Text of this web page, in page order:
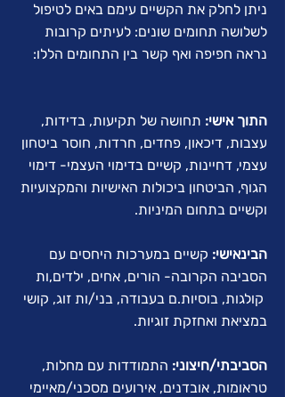
ניתן לחלק את הקשיים עימם באים לטיפול
לשלושה תחומים שונים: לעיתים קרובות
נראה חפיפה ואף קשר בין התחומים הללו:
התוך אישי: תחושה של תקיעות, בדידות,
עצבות, דיכאון, פחדים, חרדות, חוסר ביטחון
עצמי, דחיינות, קשיים בדימוי העצמי- דימוי
הגוף, הביטחון ביכולות האישיות והמקצועיות
וקשיים בתחום המיניות.
הבינאישי: קשיים במערכות היחסים עם
הסביבה הקרובה- הורים, אחים, ילדים,ות
קולגות, בוסיות.ם בעבודה, בני/ות זוג, קושי
במציאת ואחזקת זוגיות.
הסביבתי/חיצוני: התמודדות עם מחלות,
טראומות, אובדנים, אירועים מסכני/מאיימי